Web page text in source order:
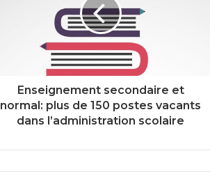
Enseignement secondaire et
normal: plus de 150 postes vacants
dans l’administration scolaire